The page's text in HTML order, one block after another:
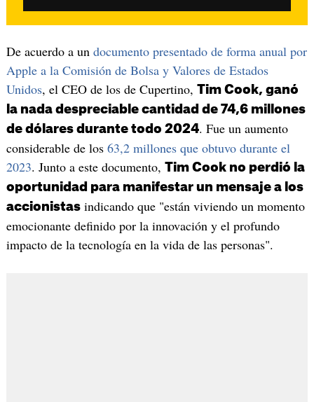
De acuerdo a un documento presentado de forma anual por
Apple a la Comisión de Bolsa y Valores de Estados
Unidos, el CEO de los de Cupertino, Tim Cook, ganó
la nada despreciable cantidad de 74,6 millones
de dólares durante todo 2024. Fue un aumento
considerable de los 63,2 millones que obtuvo durante el
2023. Junto a este documento, Tim Cook no perdió la
oportunidad para manifestar un mensaje a los
accionistasindicando que "están viviendo un momento
emocionante definido por la innovación y el profundo
impacto de la tecnología en la vida de las personas".